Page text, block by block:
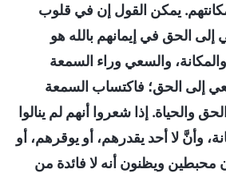
يمكن القول إن في قلوب
الحق في إيمانهم بالله هو
والسعي وراء السمعة
إلى الحق؛ فاكتساب السمعة
والحياة. إذا شعروا أنهم لم ينالوا
وأنَّ لا أحد يقدرهم، أو يوقرهم، أو
محبطين ويظنون أنه لا فائدة من